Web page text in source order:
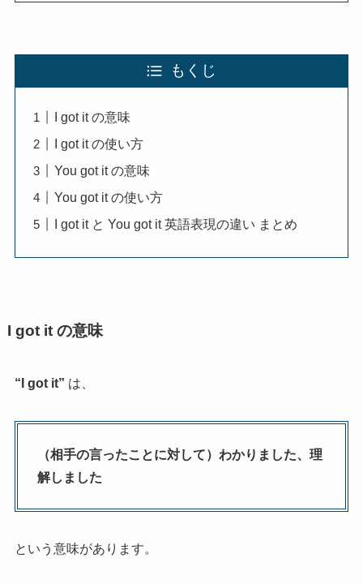
もくじ
I got it の意味
I got it の使い方
You got it の意味
You got it の使い方
I got it と You got it 英語表現の違い まとめ
I got it の意味
“I got it” は、
（相手の言ったことに対して）わかりました、理
解しました
という意味があります。